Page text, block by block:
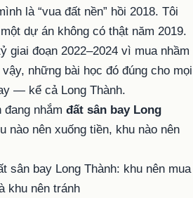
là “vua đất nền” hồi 2018. Tôi
dự án không có thật năm 2019.
giai đoạn 2022–2024 vì mua nhầm
những bài học đó đúng cho mọi
— kể cả Long Thành.
nhắm đất sân bay Long
nào nên xuống tiền, khu nào nên